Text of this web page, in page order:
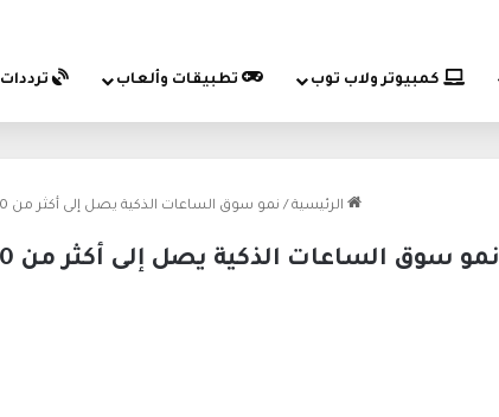
كمبيوتر ولاب توب تطبيقات وألعاب ترددات
الرئيسية / نمو سوق الساعات الذكية يصل إلى أكثر من 150 مليون جهاز بحلول عام 2026
نمو سوق الساعات الذكية يصل إلى أكثر من 150 مليون جهاز بحلول عام 2026